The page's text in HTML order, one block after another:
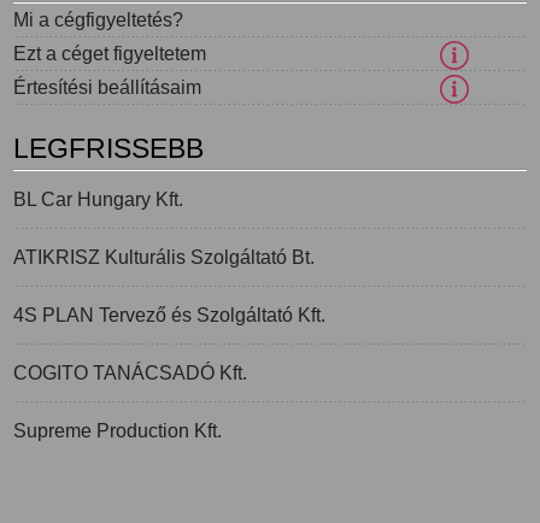
Mi a cégfigyeltetés?
Ezt a céget figyeltetem
Értesítési beállításaim
LEGFRISSEBB
BL Car Hungary Kft.
ATIKRISZ Kulturális Szolgáltató Bt.
4S PLAN Tervező és Szolgáltató Kft.
COGITO TANÁCSADÓ Kft.
Supreme Production Kft.